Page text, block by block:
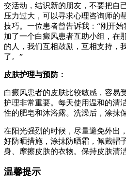
交活动，结识新的朋友，不要把自
压力过大，可以寻求心理咨询师的
技巧。一位患者曾告诉我：“刚开
加了一个白癜风患者互助小组，在
的人，我们互相鼓励，互相支持，
了。”
皮肤护理与预防：
白癜风患者的皮肤比较敏感，容易
护理非常重要。每天使用温和的清
性的肥皂和沐浴露。洗澡后，涂抹
在阳光强烈的时候，尽量避免外出
好防晒措施，涂抹防晒霜，佩戴帽
身、摩擦皮肤的衣物。保持皮肤清
温馨提示